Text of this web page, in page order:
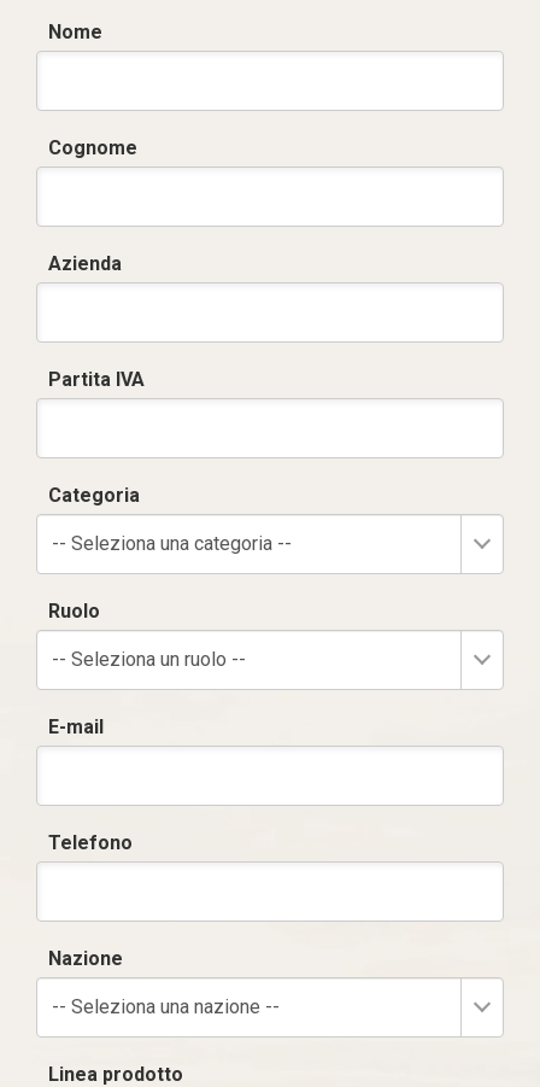
Nome
Cognome
Azienda
Partita IVA
Categoria
-- Seleziona una categoria --
Ruolo
-- Seleziona un ruolo --
E-mail
Telefono
Nazione
-- Seleziona una nazione --
Linea prodotto